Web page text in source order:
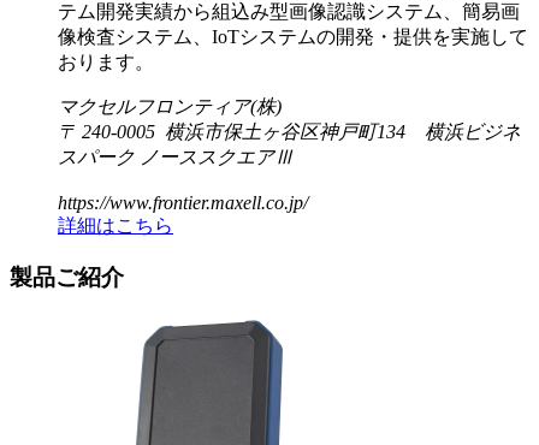
テム開発実績から組込み型画像認識システム、簡易画
像検査システム、IoTシステムの開発・提供を実施して
おります。
マクセルフロンティア(株)
〒 240-0005 横浜市保土ヶ谷区神戸町134 横浜ビジネ
スパーク ノーススクエアⅢ
https://www.frontier.maxell.co.jp/
詳細はこちら
製品ご紹介